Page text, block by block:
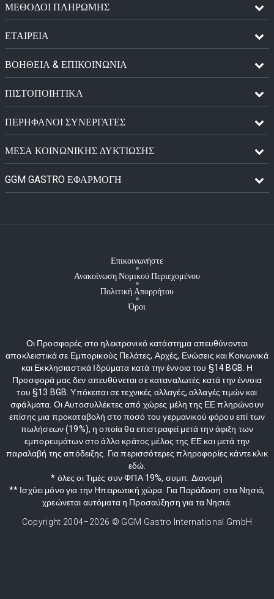
ΜΈΘΟΔΟΙ ΠΛΗΡΩΜΉΣ
ΕΤΑΙΡΕΙΑ
ΒΟΗΘΕΙΑ & ΕΠΙΚΟΙΝΩΝΙΑ
ΠΙΣΤΟΠΟΙΗΤΙΚΆ
ΠΕΡΉΦΑΝΟΙ ΣΥΝΕΡΓΆΤΕΣ
ΜΈΣΑ ΚΟΙΝΩΝΙΚΉΣ ΔΥΚΤΊΩΣΗΣ
GGM GASTRO ΕΦΑΡΜΟΓΉ
Επικοινωνήστε
Ανακοίνωση Νομικού Περιεχομένου
Πολιτική Απορρήτου
Όροι
Οι Προσφορές στο ηλεκτρονικό κατάστημα απευθύνονται
αποκλειστικά σε Εμπορικούς Πελάτες, Αρχές, Ενώσεις και Κοινωνικά
και Εκκλησιαστικά Ιδρύματα κατά την έννοια του §14 BGB. Η
Προσφορά μας δεν απευθύνεται σε καταναλωτές κατά την έννοια
του §13 BGB. Υπόκειται σε τεχνικές αλλαγές, αλλαγές τιμών και
σφάλματα. Οι Αυτοσυλλέκτες από χώρες μέλη της ΕΕ πληρώνουν
επίσης μια προκαταβολή στο ποσό του γερμανικού φόρου επί των
πωλήσεων (19%), η οποία θα επιστραφεί μετά την άφιξη των
εμπορευμάτων στο άλλο κράτος μέλος της ΕΕ και μετά την
παραλαβή της απόδειξης. Για περισσότερες πληροφορίες κάντε κλικ
εδώ.
* όλες οι Τιμές συν ΦΠΑ 19%, συμπ. Διανομή
** Ισχύει μόνο για την Ηπειρωτική χώρα. Για Παράδοση στα Νησιά,
χρεώνεται αυτόματα η Προσαύξηση για τα Νησιά.
Copyright 2004–2026 © GGM Gastro International GmbH